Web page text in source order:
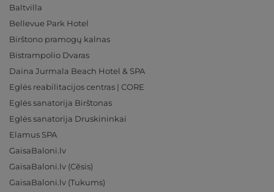
Baltvilla
Bellevue Park Hotel
Birštono pramogų kalnas
Bistrampolio Dvaras
Daina Jurmala Beach Hotel & SPA
Eglės reabilitacijos centras | CORE
Eglės sanatorija Birštonas
Eglės sanatorija Druskininkai
Elamus SPA
GaisaBaloni.lv
GaisaBaloni.lv (Cēsis)
GaisaBaloni.lv (Tukums)